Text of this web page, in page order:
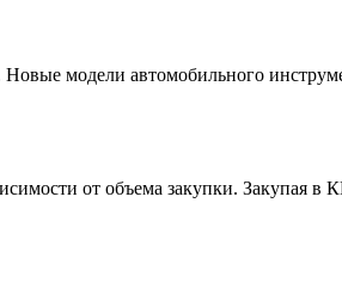
модели автомобильного
от объема закупки.